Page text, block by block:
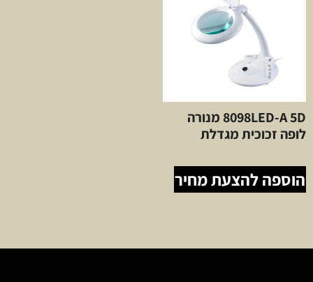
8098LED-A 5D מנורה
לופה זכוכית מגדלת
הוספה להצעת מחיר